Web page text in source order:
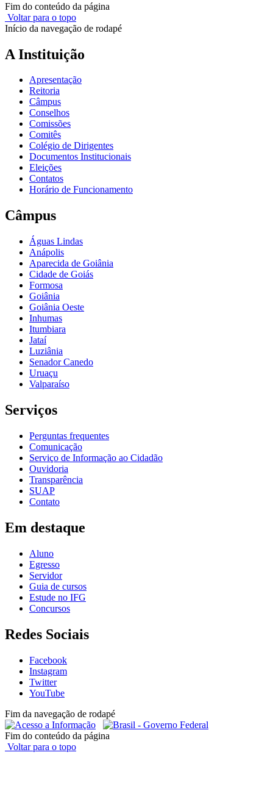
Fim do conteúdo da página
Voltar para o topo
Início da navegação de rodapé
A Instituição
Apresentação
Reitoria
Câmpus
Conselhos
Comissões
Comitês
Colégio de Dirigentes
Documentos Institucionais
Eleições
Contatos
Horário de Funcionamento
Câmpus
Águas Lindas
Anápolis
Aparecida de Goiânia
Cidade de Goiás
Formosa
Goiânia
Goiânia Oeste
Inhumas
Itumbiara
Jataí
Luziânia
Senador Canedo
Uruaçu
Valparaíso
Serviços
Perguntas frequentes
Comunicação
Serviço de Informação ao Cidadão
Ouvidoria
Transparência
SUAP
Contato
Em destaque
Aluno
Egresso
Servidor
Guia de cursos
Estude no IFG
Concursos
Redes Sociais
Facebook
Instagram
Twitter
YouTube
Fim da navegação de rodapé
Fim do conteúdo da página
Voltar para o topo